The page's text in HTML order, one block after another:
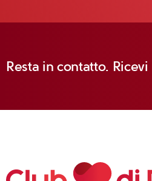
Resta in contatto.